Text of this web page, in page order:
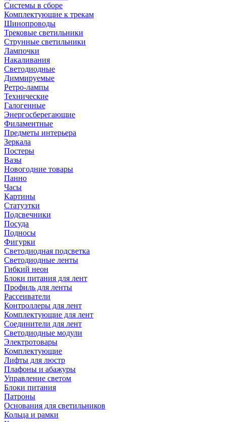
Системы в сборе
Комплектующие к трекам
Шинопроводы
Трековые светильники
Струнные светильники
Лампочки
Накаливания
Светодиодные
Диммируемые
Ретро-лампы
Технические
Галогенные
Энергосберегающие
Филаментные
Предметы интерьера
Зеркала
Постеры
Вазы
Новогодние товары
Панно
Часы
Картины
Статуэтки
Подсвечники
Посуда
Подносы
Фигурки
Светодиодная подсветка
Светодиодные ленты
Гибкий неон
Блоки питания для лент
Профиль для ленты
Рассеиватели
Контроллеры для лент
Комплектующие для лент
Соединители для лент
Светодиодные модули
Электротовары
Комплектующие
Лифты для люстр
Плафоны и абажуры
Управление светом
Блоки питания
Патроны
Основания для светильников
Кольца и рамки